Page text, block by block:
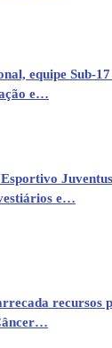
equipe Sub-
e…
e…
recursos